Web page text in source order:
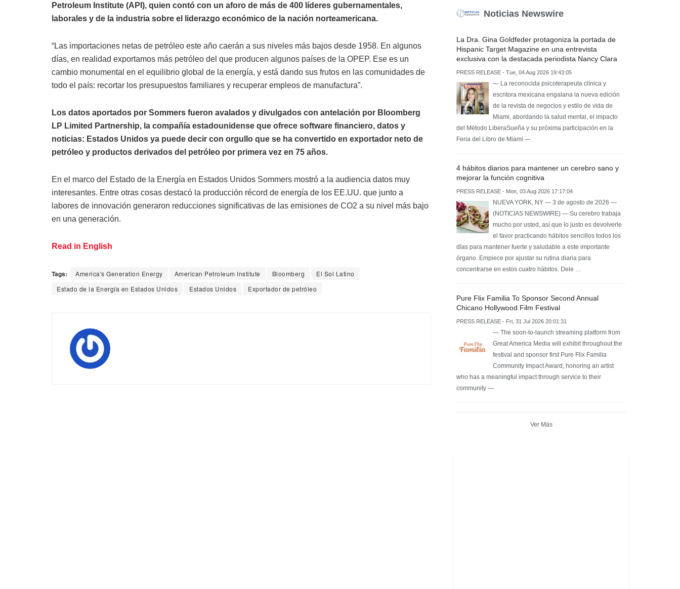
Petroleum Institute (API), quien contó con un aforo de más de 400 líderes gubernamentales,
laborales y de la industria sobre el liderazgo económico de la nación norteamericana.
“Las importaciones netas de petróleo este año caerán a sus niveles más bajos desde 1958. En algunos
días, en realidad exportamos más petróleo del que producen algunos países de la OPEP. Ese es un
cambio monumental en el equilibrio global de la energía, y está dando sus frutos en las comunidades de
todo el país: recortar los presupuestos familiares y recuperar empleos de manufactura”.
Los datos aportados por Sommers fueron avalados y divulgados con antelación por Bloomberg
LP Limited Partnership, la compañía estadounidense que ofrece software financiero, datos y
noticias: Estados Unidos ya puede decir con orgullo que se ha convertido en exportador neto de
petróleo y productos derivados del petróleo por primera vez en 75 años.
En el marco del Estado de la Energía en Estados Unidos Sommers mostró a la audiencia datos muy
interesantes. Entre otras cosas destacó la producción récord de energía de los EE.UU. que junto a
labores de innovación generaron reducciones significativas de las emisiones de CO2 a su nivel más bajo
en una generación.
Read in English
Tags: America's Generation Energy American Petroleum Institute Bloomberg
El Sol Latino
Estado de la Energía en Estados Unidos
Estados Unidos Exportador de petróleo
Noticias Newswire
La Dra. Gina Goldfeder protagoniza la portada de
Hispanic Target Magazine en una entrevista
exclusiva con la destacada periodista Nancy Clara
PRESS RELEASE - Tue, 04 Aug 2026 19:43:05
— La reconocida psicoterapeuta clínica y
escritora mexicana engalana la nueva edición
de la revista de negocios y estilo de vida de
Miami, abordando la salud mental, el impacto
del Método LiberaSueña y su próxima participación en la
Feria del Libro de Miami —
4 hábitos diarios para mantener un cerebro sano y
mejorar la función cognitiva
PRESS RELEASE - Mon, 03 Aug 2026 17:17:04
NUEVA YORK, NY — 3 de agosto de 2026 —
(NOTICIAS NEWSWIRE) — Su cerebro trabaja
mucho por usted, así que lo justo es devolverle
el favor practicando hábitos sencillos todos los
días para mantener fuerte y saludable a este importante
órgano. Empiece por ajustar su rutina diaria para
concentrarse en estos cuatro hábitos. Dele …
Pure Flix Familia To Sponsor Second Annual
Chicano Hollywood Film Festival
PRESS RELEASE - Fri, 31 Jul 2026 20:01:31
— The soon-to-launch streaming platform from
Great America Media will exhibit throughout the
festival and sponsor first Pure Flix Familia
Community Impact Award, honoring an artist
who has a meaningful impact through service to their
community —
Ver Más